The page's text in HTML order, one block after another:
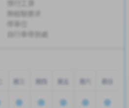
無經驗要求
自行車停放處
周三 周四 周五 周六 周日